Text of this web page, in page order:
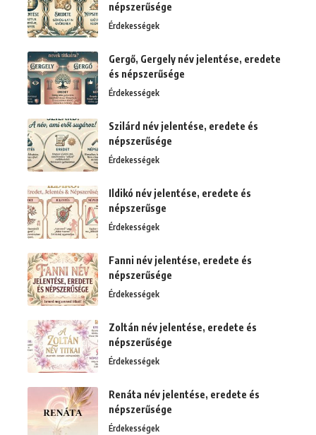
népszerűsége
Érdekességek
Gergő, Gergely név jelentése, eredete
és népszerűsége
Érdekességek
Szilárd név jelentése, eredete és
népszerűsége
Érdekességek
Ildikó név jelentése, eredete és
népszerűsge
Érdekességek
Fanni név jelentése, eredete és
népszerűsége
Érdekességek
Zoltán név jelentése, eredete és
népszerűsége
Érdekességek
Renáta név jelentése, eredete és
népszerűsége
Érdekességek